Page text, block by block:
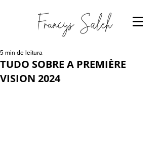
TUDO SOBRE A PREMIÈRE
VISION 2024
5 min de leitura